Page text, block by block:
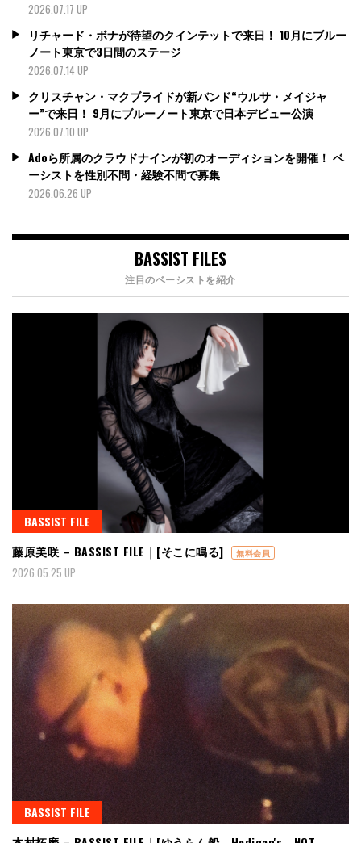
2026.07.17 UP
リチャード・ボナが待望のクインテットで来日！ 10月にブルー
ノート東京で3日間のステージ
2026.07.14 UP
クリスチャン・マクブライドが新バンド“ウルサ・メイジャ
ー”で来日！ 9月にブルーノート東京で日本デビュー公演
2026.07.10 UP
Adoら所属のクラウドナインが初のオーディションを開催！ ベ
ーシストを性別不問・経験不問で募集
2026.06.26 UP
BASSIST FILES
注目のベーシストを紹介
BASSIST FILE
藤原美咲 – BASSIST FILE｜[そこに鳴る]
無料会員
2026.05.25 UP
BASSIST FILE